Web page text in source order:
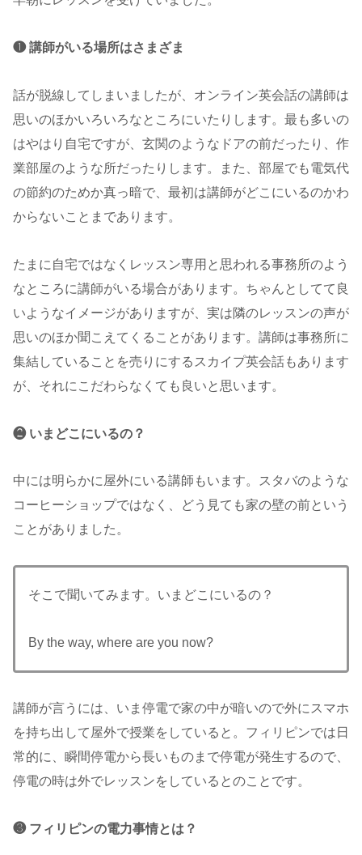
❶ 講師がいる場所はさまざま
話が脱線してしまいましたが、オンライン英会話の講師は
思いのほかいろいろなところにいたりします。最も多いの
はやはり自宅ですが、玄関のようなドアの前だったり、作
業部屋のような所だったりします。また、部屋でも電気代
の節約のためか真っ暗で、最初は講師がどこにいるのかわ
からないことまであります。
たまに自宅ではなくレッスン専用と思われる事務所のよう
なところに講師がいる場合があります。ちゃんとしてて良
いようなイメージがありますが、実は隣のレッスンの声が
思いのほか聞こえてくることがあります。講師は事務所に
集結していることを売りにするスカイプ英会話もあります
が、それにこだわらなくても良いと思います。
❷ いまどこにいるの？
中には明らかに屋外にいる講師もいます。スタバのような
コーヒーショップではなく、どう見ても家の壁の前という
ことがありました。
そこで聞いてみます。いまどこにいるの？
By the way, where are you now?
講師が言うには、いま停電で家の中が暗いので外にスマホ
を持ち出して屋外で授業をしていると。フィリピンでは日
常的に、瞬間停電から長いものまで停電が発生するので、
停電の時は外でレッスンをしているとのことです。
❸ フィリピンの電力事情とは？